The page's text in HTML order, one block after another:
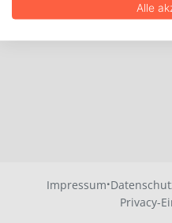
Impressum·
Privacy-
Alle